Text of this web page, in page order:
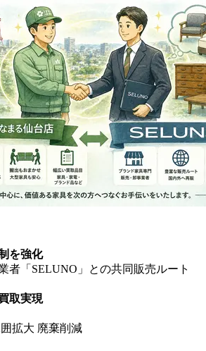
を強化
者「SELUNO」との共同販売ルート
取実現
拡大 廃棄削減